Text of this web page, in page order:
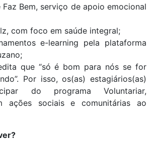
Faz Bem, serviço de apoio emocional
com foco em saúde integral;
e-learning pela plataforma
que “só é bom para nós se for
Por isso, os(as) estagiários(as)
do programa Voluntariar,
ações sociais e comunitárias ao